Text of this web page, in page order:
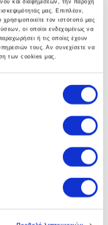
και διαφημίσεων, την παροχή
μας. Επιπλέον,
τον ιστότοπό μας
οι οποίοι ενδεχομένως να
ή τις οποίες έχουν
τους. Αν συνεχίσετε να
των cookies μας.
στην αναπτύξη
υποδομής.
μας στο Soft1
με την SoftOne
οφέλη απο την